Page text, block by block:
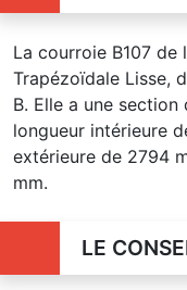
La courroie B107
Trapézoïdale Lisse,
B. Elle a une section
longueur intérieure
extérieure de 2794
mm.
LE